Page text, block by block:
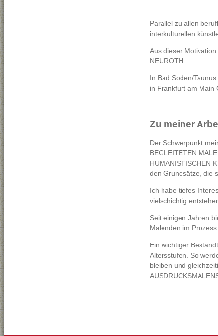
Parallel zu allen
interkulturellen
Aus dieser
NEUROTH.
In Bad Soden/
in Frankfurt am Main
Zu meiner
Der Schwerpunkt
BEGLEITETEN
HUMANISTISCHEN
den Grundsätze, die
Ich habe tiefes
vielschichtig
Seit einigen Jahren
Malenden im
Ein wichtiger
Altersstufen. So
bleiben und